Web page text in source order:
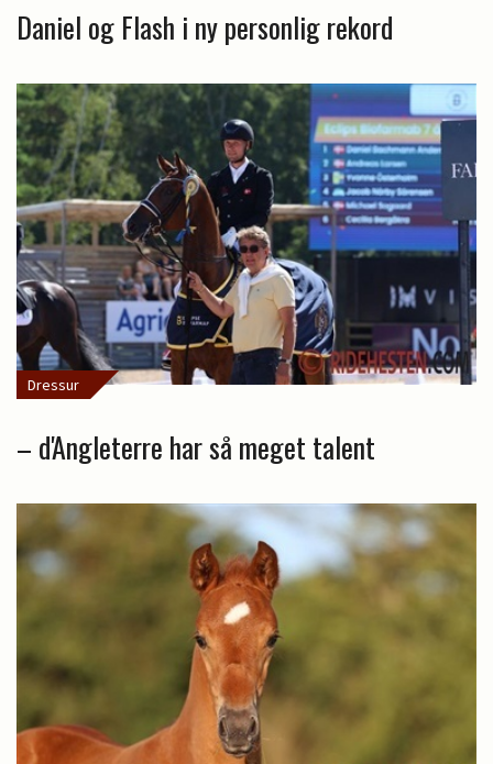
Daniel og Flash i ny personlig rekord
Dressur
– d'Angleterre har så meget talent